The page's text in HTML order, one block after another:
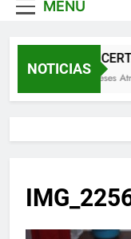
MENÚ
NOTICIAS
XII
2 Meses Atrás